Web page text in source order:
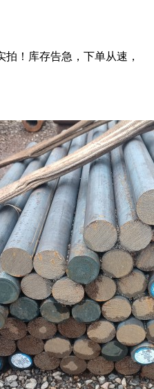
！库存告急，下单从速，